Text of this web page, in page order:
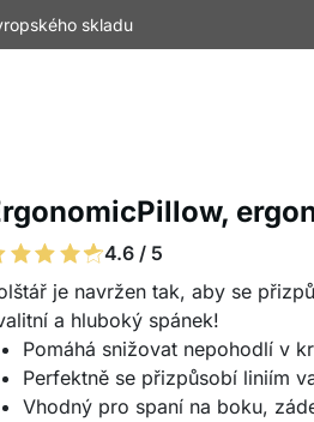
skladu
4.6 / 5
je navržen tak, aby se
a hluboký spánek!
Pomáhá snižovat nepohodlí v
Perfektně se přizpůsobí liniím
Vhodný pro spaní na boku,